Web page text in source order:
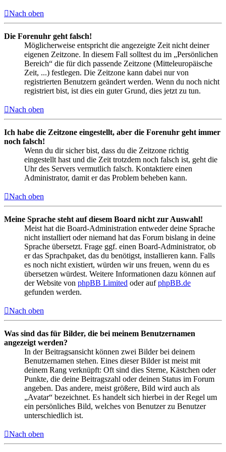
Nach oben
Die Forenuhr geht falsch!
Möglicherweise entspricht die angezeigte Zeit nicht deiner
eigenen Zeitzone. In diesem Fall solltest du im „Persönlichen
Bereich“ die für dich passende Zeitzone (Mitteleuropäische
Zeit, ...) festlegen. Die Zeitzone kann dabei nur von
registrierten Benutzern geändert werden. Wenn du noch nicht
registriert bist, ist dies ein guter Grund, dies jetzt zu tun.
Nach oben
Ich habe die Zeitzone eingestellt, aber die Forenuhr geht immer
noch falsch!
Wenn du dir sicher bist, dass du die Zeitzone richtig
eingestellt hast und die Zeit trotzdem noch falsch ist, geht die
Uhr des Servers vermutlich falsch. Kontaktiere einen
Administrator, damit er das Problem beheben kann.
Nach oben
Meine Sprache steht auf diesem Board nicht zur Auswahl!
Meist hat die Board-Administration entweder deine Sprache
nicht installiert oder niemand hat das Forum bislang in deine
Sprache übersetzt. Frage ggf. einen Board-Administrator, ob
er das Sprachpaket, das du benötigst, installieren kann. Falls
es noch nicht existiert, würden wir uns freuen, wenn du es
übersetzen würdest. Weitere Informationen dazu können auf
der Website von phpBB Limited oder aufphpBB.de
gefunden werden.
Nach oben
Was sind das für Bilder, die bei meinem Benutzernamen
angezeigt werden?
In der Beitragsansicht können zwei Bilder bei deinem
Benutzernamen stehen. Eines dieser Bilder ist meist mit
deinem Rang verknüpft: Oft sind dies Sterne, Kästchen oder
Punkte, die deine Beitragszahl oder deinen Status im Forum
angeben. Das andere, meist größere, Bild wird auch als
„Avatar“ bezeichnet. Es handelt sich hierbei in der Regel um
ein persönliches Bild, welches von Benutzer zu Benutzer
unterschiedlich ist.
Nach oben